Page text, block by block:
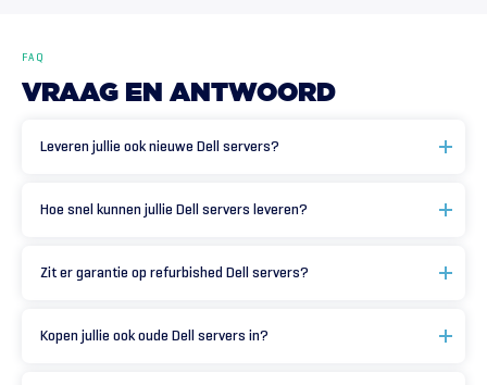
FAQ
VRAAG EN ANTWOORD
Leveren jullie ook nieuwe Dell servers?
Hoe snel kunnen jullie Dell servers leveren?
Zit er garantie op refurbished Dell servers?
Kopen jullie ook oude Dell servers in?